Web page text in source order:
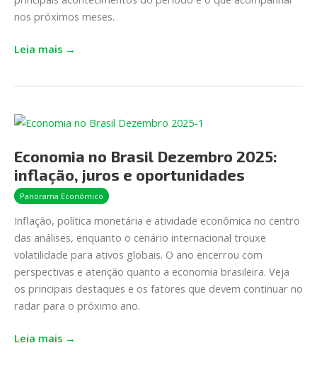
nos próximos meses.
Leia mais →
Economia no Brasil Dezembro 2025:
inflação, juros e oportunidades
Panorama Econômico
Inflação, política monetária e atividade econômica no centro
das análises, enquanto o cenário internacional trouxe
volatilidade para ativos globais. O ano encerrou com
perspectivas e atenção quanto a economia brasileira. Veja
os principais destaques e os fatores que devem continuar no
radar para o próximo ano.
Economia
Brasil
Dezembro
2025:
inflação,
juros
e
oportunidades
Leia mais →